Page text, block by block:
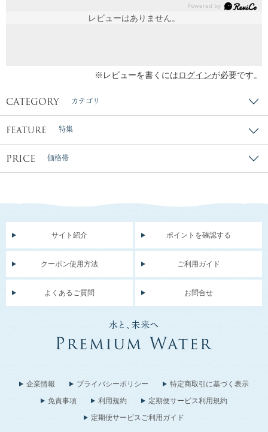
レビューはありません。
※レビューを書くにはログインが必要です。
CATEGORY カテゴリ
FEATURE 特集
PRICE 価格帯
サイト紹介 ポイントを確認する
クーポン使用方法 ご利用ガイド
よくあるご質問 お問合せ
企業情報 プライバシーポリシー
特定商取引に基づく表示
免責事項
利用規約
定期便サービス利用規約
定期便サービスご利用ガイド